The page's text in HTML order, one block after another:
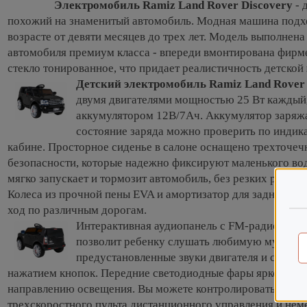
Электромобиль Ramiz Land Rover Discovery -
похожий на знаменитый автомобиль. Модная машина
возрасте от девяти месяцев до трех лет. Модель
автомобиля премиум класса - впереди вмонтирована
стекло тонированное, что придает реалистичность детской
Детский электромобиль Ramiz Land
двумя двигателями мощностью 25 Вт
аккумулятором 12В/7Ач. Аккумулятор
состояние заряда можно проверить по
кабине. Просторное сиденье в салоне оснащено
безопасности, которые надежно фиксируют маленького
мягко запускает и тормозит автомобиль, без резких
Колеса из прочной пены EVA и амортизатор для задней
ход по различным дорогам.
Интерактивная аудиопанель с FM-радио и
позволит ребенку слушать любимую музыку.
предустановленные звуки двигателя и
нажатием кнопок. Передние светодиодные фары ярко
направлению освещения. Вы можете контролировать
трехскоростного пульта дистанционного управления и